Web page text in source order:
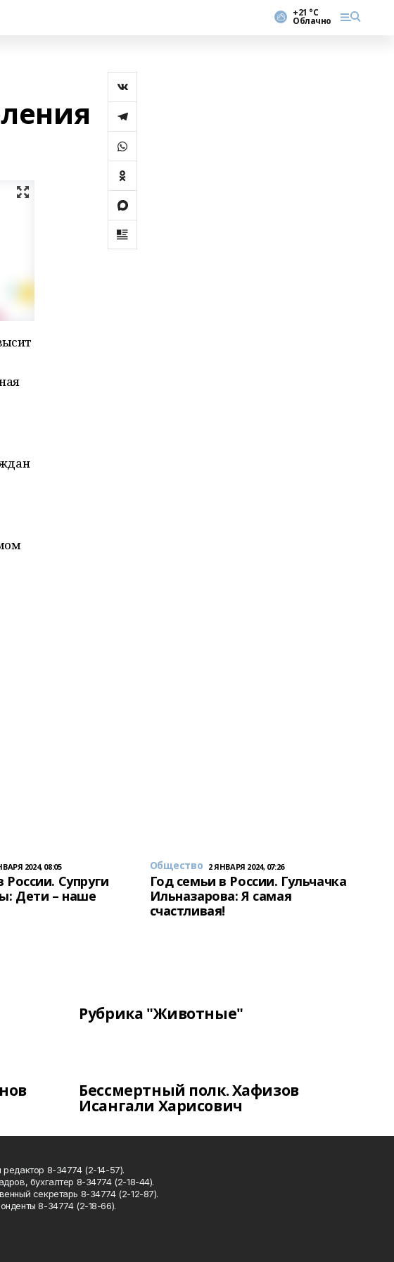
+21 °С
Облачно
2024, 08:05
России. Супруги
Дети – наше
Общество 2 ЯНВАРЯ 2024, 07:26
Год семьи в России. Гульчачка
Ильназарова: Я самая
счастливая!
Рубрика "Животные"
Бессмертный полк. Хафизов
Исангали Харисович
редактор 8-34774 (2-14-57).
бухгалтер 8-34774 (2-18-44).
секретарь 8-34774 (2-12-87).
8-34774 (2-18-66).